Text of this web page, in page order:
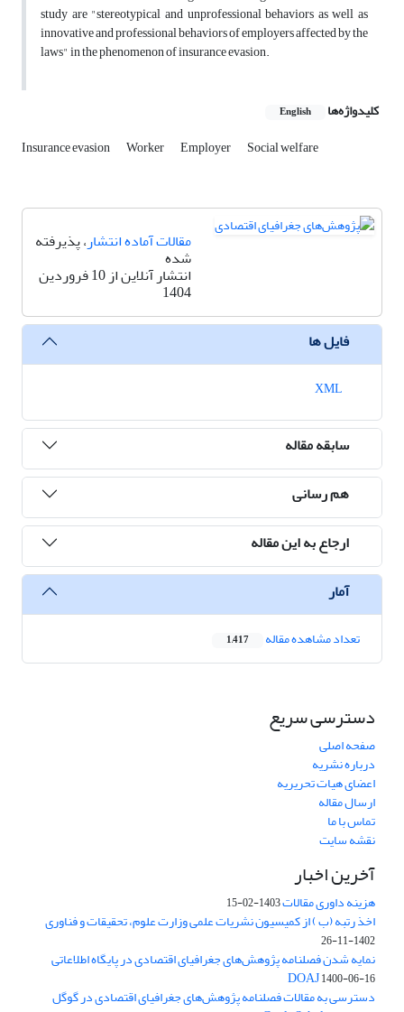
study are "stereotypical and unprofessional behaviors as well as
innovative and professional behaviors of employers affected by the
laws" in the phenomenon of insurance evasion.
کلیدواژه‌ها English
Insurance evasion Worker Employer Social welfare
مقالات آماده انتشار، پذیرفته
شده
انتشار آنلاین از 10 فروردین
1404
فایل ها
سابقه مقاله
هم رسانی
ارجاع به این مقاله
آمار
تعداد مشاهده مقاله 1,417
دسترسی سریع
صفحه اصلی
درباره نشریه
اعضای هیات تحریریه
ارسال مقاله
تماس با ما
نقشه سایت
آخرین اخبار
هزینه داوری مقالات1403-02-15
اخذ رتبه (ب ) از کمیسیون نشریات علمی وزارت علوم، تحقیقات و فناوری
1402-11-26
نمایه شدن فصلنامه پژوهش‌های جغرافیای اقتصادی در پایگاه اطلاعاتی
DOAJ1400-06-16
دسترسی به مقالات فصلنامه پژوهش‌های جغرافیای اقتصادی در گوگل